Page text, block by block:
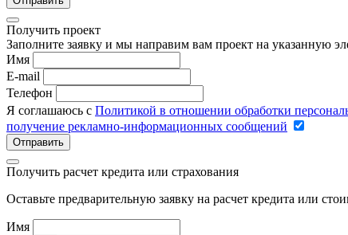
Получить проект
Заполните заявку и мы направим вам проект на указанную
Имя
E-mail
Телефон
Я соглашаюсь с Политикой в отношении обработки
получение рекламно-информационных сообщений
Отправить
Получить расчет кредита или страхования
Оставьте предварительную заявку на расчет кредита или
Имя